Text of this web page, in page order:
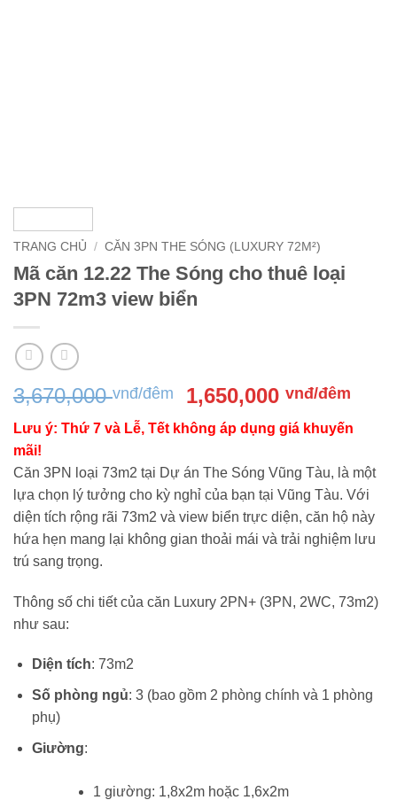
TRANG CHỦ / CĂN 3PN THE SÓNG (LUXURY 72M²)
Mã căn 12.22 The Sóng cho thuê loại
3PN 72m3 view biển
3,670,000vnđ/đêm
Giá
gốc
là:
đêm.
1,650,000vnđ/đêm
tại
Lưu ý: Thứ 7 và Lễ, Tết không áp dụng giá khuyến
mãi!
Căn 3PN loại 73m2 tại Dự án The Sóng Vũng Tàu, là một
lựa chọn lý tưởng cho kỳ nghỉ của bạn tại Vũng Tàu. Với
diện tích rộng rãi 73m2 và view biển trực diện, căn hộ này
hứa hẹn mang lại không gian thoải mái và trải nghiệm lưu
trú sang trọng.
Thông số chi tiết của căn Luxury 2PN+ (3PN, 2WC, 73m2)
như sau:
Diện tích: 73m2
Số phòng ngủ: 3 (bao gồm 2 phòng chính và 1 phòng
phụ)
Giường:
1 giường: 1,8x2m hoặc 1,6x2m